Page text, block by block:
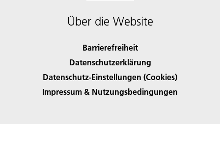
Über die Website
Barrierefreiheit
Datenschutzerklärung
Datenschutz-Einstellungen (Cookies)
Impressum & Nutzungsbedingungen